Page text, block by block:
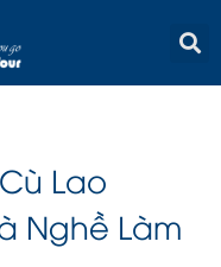
Lao
Nghề Làm